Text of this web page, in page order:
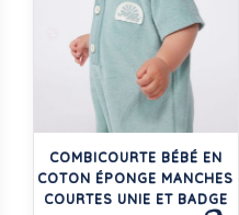
COMBICOURTE BÉBÉ EN
COTON ÉPONGE MANCHES
COURTES UNIE ET BADGE